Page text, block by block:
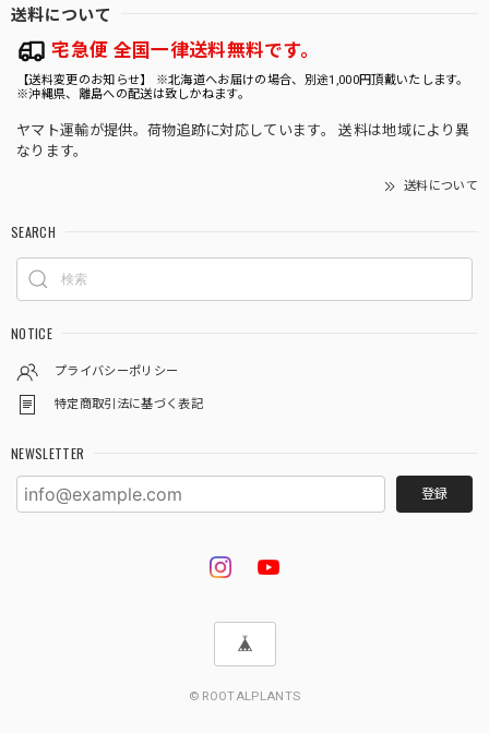
送料について
宅急便 全国一律送料無料です。
【送料変更のお知らせ】 ※北海道へお届けの場合、別途1,000円頂戴いたします。
※沖縄県、離島への配送は致しかねます。
ヤマト運輸が提供。荷物追跡に対応しています。 送料は地域により異
なります。
送料について
SEARCH
NOTICE
プライバシーポリシー
特定商取引法に基づく表記
NEWSLETTER
登録
© ROOTALPLANTS